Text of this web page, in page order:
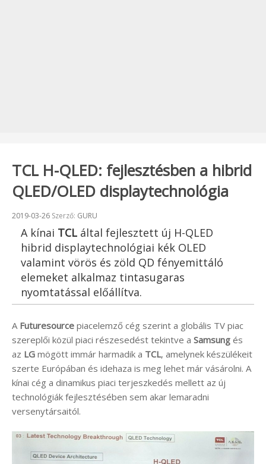
TCL H-QLED: fejlesztésben a hibrid
QLED/OLED displaytechnológia
Beküldve:
2019-03-26 Szerző: GURU
A kínai TCL által fejlesztett új H-QLED
hibrid displaytechnológiai kék OLED
valamint vörös és zöld QD fényemittáló
elemeket alkalmaz tintasugaras
nyomtatással előállítva.
A Futuresource piacelemző cég szerint a globális TV piac
szereplői közül piaci részesedést tekintve a Samsung és
az LG mögött immár harmadik a TCL, amelynek készülékeit
szerte Európában és idehaza is meg lehet már vásárolni. A
kínai cég a dinamikus piaci terjeszkedés mellett az új
technológiák fejlesztésében sem akar lemaradni
versenytársaitól.